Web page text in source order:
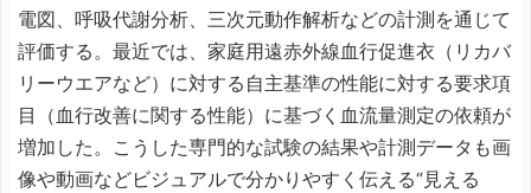
電図、呼吸代謝分析、三次元動作解析などの計測を通じて
評価する。最近では、家庭用遠赤外線血行促進衣（リカバ
リーウエアなど）に対する自主基準の性能に対する要求項
目（血行改善に関する性能）に基づく血流量測定の依頼が
増加した。こうした専門的な試験の結果や計測データも画
像や動画などビジュアルで分かりやすく伝える“見える